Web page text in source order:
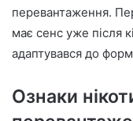
перевантаження.
має сенс уже після
адаптувався до
Ознаки